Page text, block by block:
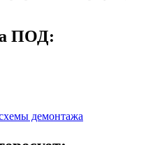
ПОД:
демонтажа